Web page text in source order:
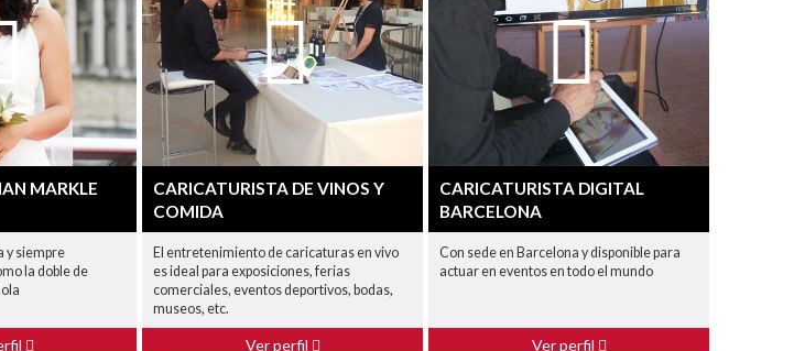
MARKLE
y siempre
la doble de
CARICATURISTA DE VINOS Y
COMIDA
El entretenimiento de caricaturas en vivo
es ideal para exposiciones, ferias
comerciales, eventos deportivos, bodas,
museos, etc.
Ver perfil
CARICATURISTA DIGITAL
BARCELONA
Con sede en Barcelona y disponible para
actuar en eventos en todo el mundo
Ver perfil